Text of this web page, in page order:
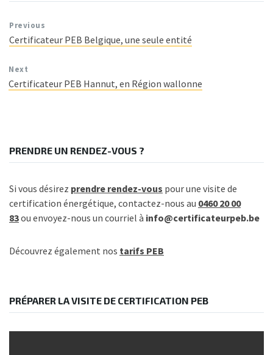
Previous
Certificateur PEB Belgique, une seule entité
Next
Certificateur PEB Hannut, en Région wallonne
PRENDRE UN RENDEZ-VOUS ?
Si vous désirez prendre rendez-vous pour une visite de
certification énergétique, contactez-nous au 0460 20 00
83ou envoyez-nous un courriel à info@certificateurpeb.be
Découvrez également nos tarifs PEB
PRÉPARER LA VISITE DE CERTIFICATION PEB